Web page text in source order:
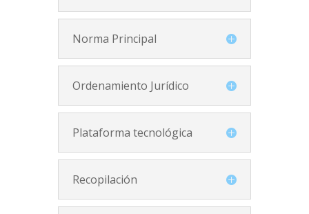
Norma Principal
Ordenamiento Jurídico
Plataforma tecnológica
Recopilación